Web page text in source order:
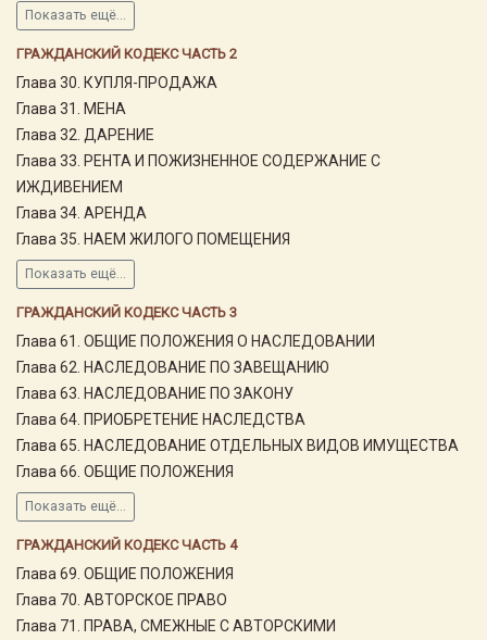
Показать ещё...
ГРАЖДАНСКИЙ КОДЕКС ЧАСТЬ 2
Глава 30. КУПЛЯ-ПРОДАЖА
Глава 31. МЕНА
Глава 32. ДАРЕНИЕ
Глава 33. РЕНТА И ПОЖИЗНЕННОЕ СОДЕРЖАНИЕ С
ИЖДИВЕНИЕМ
Глава 34. АРЕНДА
Глава 35. НАЕМ ЖИЛОГО ПОМЕЩЕНИЯ
Показать ещё...
ГРАЖДАНСКИЙ КОДЕКС ЧАСТЬ 3
Глава 61. ОБЩИЕ ПОЛОЖЕНИЯ О НАСЛЕДОВАНИИ
Глава 62. НАСЛЕДОВАНИЕ ПО ЗАВЕЩАНИЮ
Глава 63. НАСЛЕДОВАНИЕ ПО ЗАКОНУ
Глава 64. ПРИОБРЕТЕНИЕ НАСЛЕДСТВА
Глава 65. НАСЛЕДОВАНИЕ ОТДЕЛЬНЫХ ВИДОВ ИМУЩЕСТВА
Глава 66. ОБЩИЕ ПОЛОЖЕНИЯ
Показать ещё...
ГРАЖДАНСКИЙ КОДЕКС ЧАСТЬ 4
Глава 69. ОБЩИЕ ПОЛОЖЕНИЯ
Глава 70. АВТОРСКОЕ ПРАВО
Глава 71. ПРАВА, СМЕЖНЫЕ С АВТОРСКИМИ